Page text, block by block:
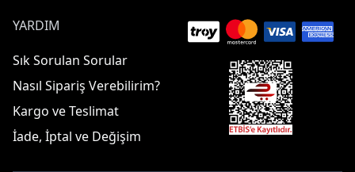
YARDIM
Sık Sorulan Sorular
Nasıl Sipariş Verebilirim?
Kargo ve Teslimat
İade, İptal ve Değişim